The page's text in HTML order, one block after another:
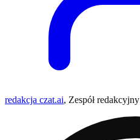
redakcja czat.ai, Zespół redakcyjny